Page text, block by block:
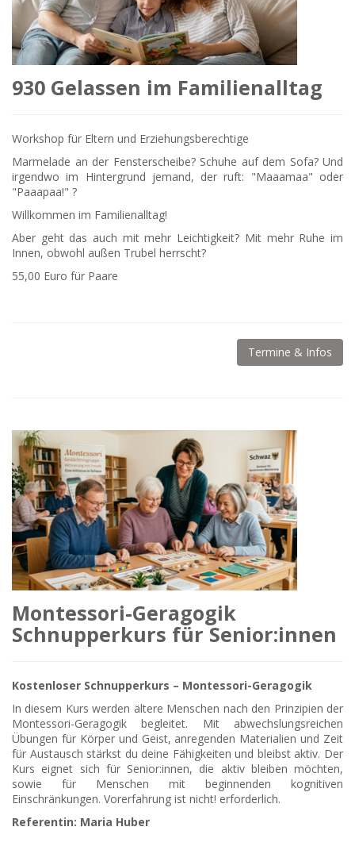
930 Gelassen im Familienalltag
Workshop für Eltern und Erziehungsberechtige
Marmelade an der Fensterscheibe? Schuhe auf dem Sofa? Und
irgendwo im Hintergrund jemand, der ruft: "Maaamaa" oder
"Paaapaa!" ?
Willkommen im Familienalltag!
Aber geht das auch mit mehr Leichtigkeit? Mit mehr Ruhe im
Innen, obwohl außen Trubel herrscht?
55,00 Euro für Paare
Termine & Infos
Montessori-Geragogik
Schnupperkurs für Senior:innen
Kostenloser Schnupperkurs – Montessori-Geragogik
In diesem Kurs werden ältere Menschen nach den Prinzipien der
Montessori-Geragogik begleitet. Mit abwechslungsreichen
Übungen für Körper und Geist, anregenden Materialien und Zeit
für Austausch stärkst du deine Fähigkeiten und bleibst aktiv. Der
Kurs eignet sich für Senior:innen, die aktiv bleiben möchten,
sowie für Menschen mit beginnenden kognitiven
Einschränkungen. Vorerfahrung ist nicht! erforderlich.
Referentin: Maria Huber